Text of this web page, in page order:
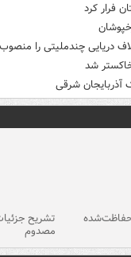
فرار کرد
دریایی چندملیتی را
آذربایجان شرقی
مصدوم